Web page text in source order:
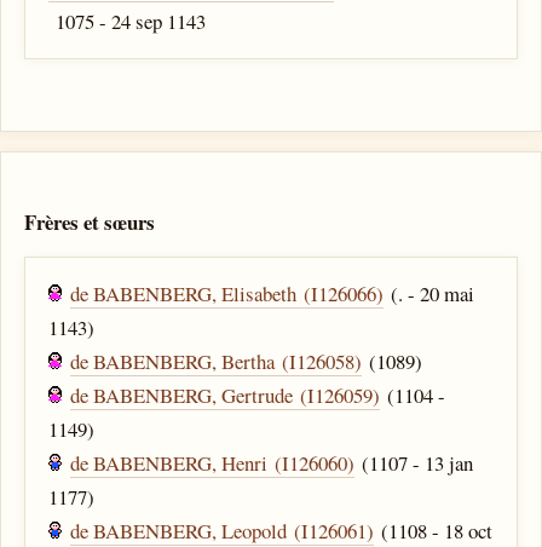
1075 - 24 sep 1143
Frères et sœurs
de BABENBERG, Elisabeth (I126066) (. - 20 mai
1143)
de BABENBERG, Bertha (I126058) (1089)
de BABENBERG, Gertrude (I126059) (1104 -
1149)
de BABENBERG, Henri (I126060) (1107 - 13 jan
1177)
de BABENBERG, Leopold (I126061) (1108 - 18 oct